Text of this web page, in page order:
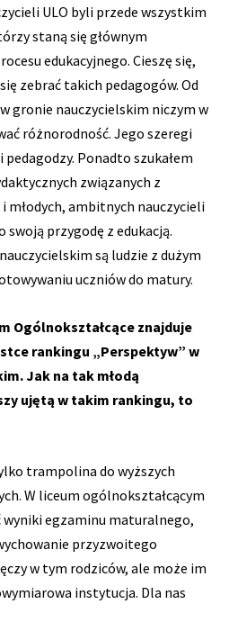
ULO byli przede wszystkim
staną się głównym
edukacyjnego. Cieszę się,
zebrać takich pedagogów. Od
gronie nauczycielskim niczym w
różnorodność. Jego szeregi
Ponadto szukałem
związanych z
młodych, ambitnych nauczycieli
przygodę z edukacją.
są ludzie z dużym
uczniów do matury.
Ogólnokształcące znajduje
rankingu „Perspektyw” w
Jak na tak młodą
ujętą w takim rankingu, to
trampolina do wyższych
W liceum ogólnokształcącym
egzaminu maturalnego,
przyzwoitego
w tym rodziców, ale może im
instytucja. Dla nas